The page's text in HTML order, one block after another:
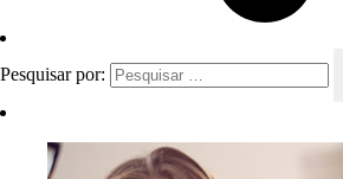
Pesquisar por: